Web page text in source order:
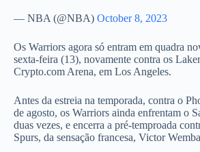
— NBA (@NBA) October 8, 2023
Os Warriors agora só entram em quadra
sexta-feira (13), novamente contra os
Crypto.com Arena, em Los Angeles.
Antes da estreia na temporada, contra o
de agosto, os Warriors ainda enfrentam o
duas vezes, e encerra a pré-temproada
Spurs, da sensação francesa, Victor